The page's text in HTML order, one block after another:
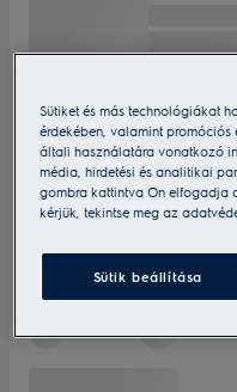
Sütiket és más technológiákat
érdekében, valamint
általi használatára vonatkozó
média, hirdetési és analitikai
gombra kattintva Ön elfogadja
kérjük, tekintse meg az
Sütik beállítása